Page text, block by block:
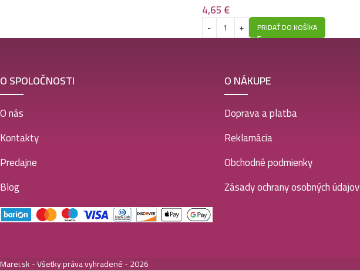
4,65€
PRIDAŤ DO KOŠÍKA
O SPOLOČNOSTI
O nás
Kontakty
Predajne
Blog
O NÁKUPE
Doprava a platba
Reklamácia
Obchodné podmienky
Zásady ochrany osobných údajov
Marei.sk - Všetky práva vyhradené - 2026